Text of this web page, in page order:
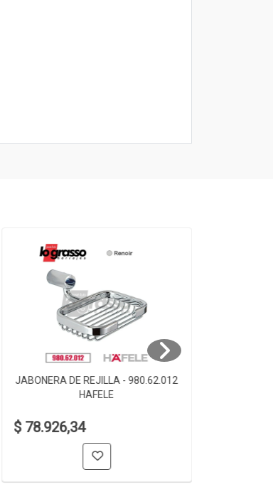
JABONERA DE REJILLA - 980.62.012
HAFELE
$ 78.926,34